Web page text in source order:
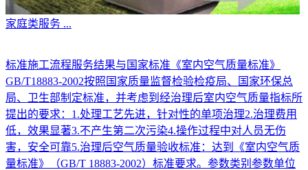
家庭类服务 ...
标准施工流程服务结果与国家标准《室内空气质量标准》
GB/T18883-2002按照国家质量监督检验检疫局、国家环保总
局、卫生部制定标准，并考虑到经治理后室内空气质量指标所
提出的要求：1.处理工艺先进，针对性的单项治理2.治理费用
低，效果显著3.不产生第二次污染4.操作过程中对人员无伤
害，安全可靠5.治理后空气质量验收标准：达到《室内空气质
量标准》（GB/T 18883-2002）标准要求。参数类别参数单位